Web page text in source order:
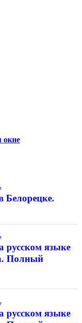
окне
Белорецке.
русском языке
Полный
русском языке